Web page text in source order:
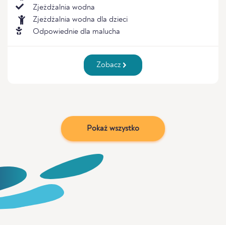
Zjeżdżalnia wodna
Zjeżdżalnia wodna dla dzieci
Odpowiednie dla malucha
Zobacz
Pokaż wszystko